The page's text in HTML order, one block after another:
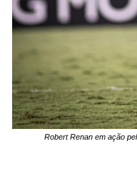
Robert Renan em ação